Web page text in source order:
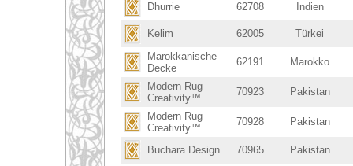
Dhurrie 62708 Indien
Kelim 62005
Türkei
Marokkanische
Decke
62191 Marokko
Modern Rug
Creativity™
70923 Pakistan
Modern Rug
Creativity™
70928 Pakistan
Buchara Design 70965
Pakistan